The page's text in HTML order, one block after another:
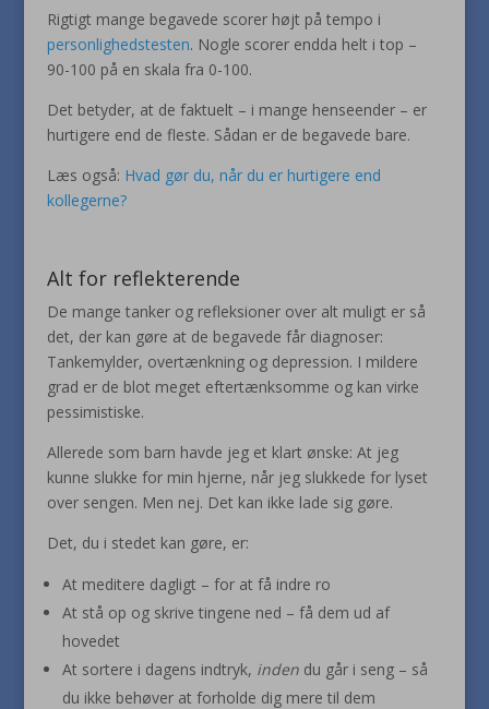
Rigtigt mange begavede scorer højt på tempo i
personlighedstesten. Nogle scorer endda helt i top –
90-100 på en skala fra 0-100.
Det betyder, at de faktuelt – i mange henseender – er
hurtigere end de fleste. Sådan er de begavede bare.
Læs også: Hvad gør du, når du er hurtigere end
kollegerne?
Alt for reflekterende
De mange tanker og refleksioner over alt muligt er så
det, der kan gøre at de begavede får diagnoser:
Tankemylder, overtænkning og depression. I mildere
grad er de blot meget eftertænksomme og kan virke
pessimistiske.
Allerede som barn havde jeg et klart ønske: At jeg
kunne slukke for min hjerne, når jeg slukkede for lyset
over sengen. Men nej. Det kan ikke lade sig gøre.
Det, du i stedet kan gøre, er:
At meditere dagligt – for at få indre ro
At stå op og skrive tingene ned – få dem ud af
hovedet
At sortere i dagens indtryk, indendu går i seng – så
du ikke behøver at forholde dig mere til dem